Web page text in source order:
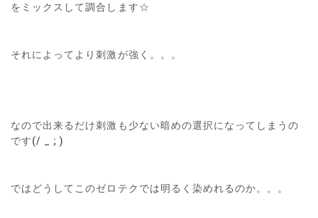
をミックスして調合します☆
それによってより刺激が強く。。。
なので出来るだけ刺激も少ない暗めの選択になってしまうの
です(/ _ ; )
ではどうしてこのゼロテクでは明るく染めれるのか。。。